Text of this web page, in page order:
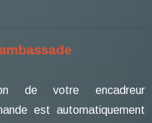
de votre encadreur
est automatiquement